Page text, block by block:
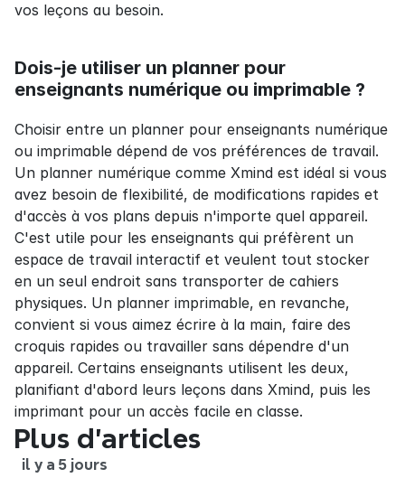
vos leçons au besoin.
Dois-je utiliser un planner pour
enseignants numérique ou imprimable ?
Choisir entre un planner pour enseignants numérique
ou imprimable dépend de vos préférences de travail.
Un planner numérique comme Xmind est idéal si vous
avez besoin de flexibilité, de modifications rapides et
d'accès à vos plans depuis n'importe quel appareil.
C'est utile pour les enseignants qui préfèrent un
espace de travail interactif et veulent tout stocker
en un seul endroit sans transporter de cahiers
physiques. Un planner imprimable, en revanche,
convient si vous aimez écrire à la main, faire des
croquis rapides ou travailler sans dépendre d'un
appareil. Certains enseignants utilisent les deux,
planifiant d'abord leurs leçons dans Xmind, puis les
imprimant pour un accès facile en classe.
Plus d’articles
il y a 5 jours